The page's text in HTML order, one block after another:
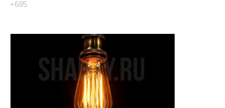
+695